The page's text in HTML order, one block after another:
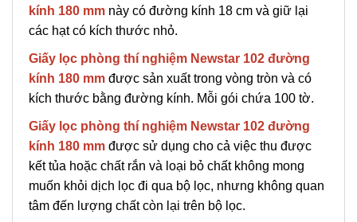
kính 180 mm này có đường kính 18 cm và giữ lại
các hạt có kích thước nhỏ.
Giấy lọc phòng thí nghiệm Newstar 102 đường
kính 180 mm được sản xuất trong vòng tròn và có
kích thước bằng đường kính. Mỗi gói chứa 100 tờ.
Giấy lọc phòng thí nghiệm Newstar 102 đường
kính 180 mm được sử dụng cho cả việc thu được
kết tủa hoặc chất rắn và loại bỏ chất không mong
muốn khỏi dịch lọc đi qua bộ lọc, nhưng không quan
tâm đến lượng chất còn lại trên bộ lọc.